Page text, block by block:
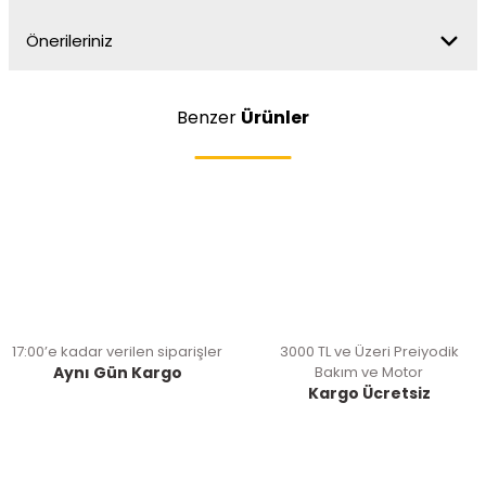
Önerileriniz
Benzer Ürünler
17:00’e kadar verilen siparişler
Aynı Gün Kargo
3000 TL ve Üzeri Preiyodik
Bakım ve Motor
Kargo Ücretsiz